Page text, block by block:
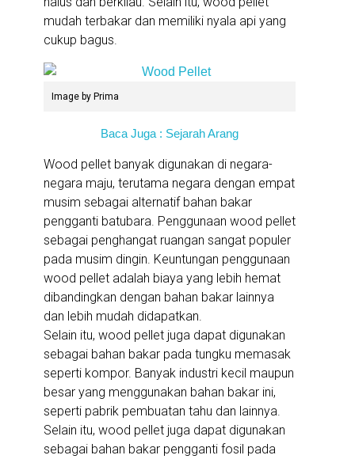
mudah terbakar dan memiliki nyala api yang
cukup bagus.
Image by Prima
Baca Juga : Sejarah Arang
Wood pellet banyak digunakan di negara-
negara maju, terutama negara dengan empat
musim sebagai alternatif bahan bakar
pengganti batubara. Penggunaan wood pellet
sebagai penghangat ruangan sangat populer
pada musim dingin. Keuntungan penggunaan
wood pellet adalah biaya yang lebih hemat
dibandingkan dengan bahan bakar lainnya
dan lebih mudah didapatkan.
Selain itu, wood pellet juga dapat digunakan
sebagai bahan bakar pada tungku memasak
seperti kompor. Banyak industri kecil maupun
besar yang menggunakan bahan bakar ini,
seperti pabrik pembuatan tahu dan lainnya.
Selain itu, wood pellet juga dapat digunakan
sebagai bahan bakar pengganti fosil pada